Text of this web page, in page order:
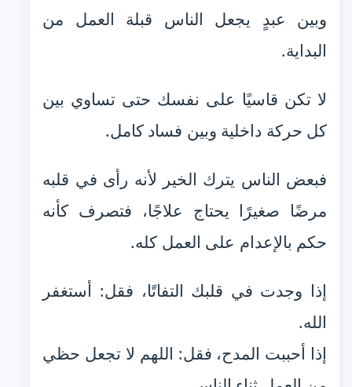
وبين عبدٍ يجعل الناس قبلة العمل من
البداية.
لا تكن قاسيًا على نفسك حتى تساوي بين
كل حركة داخلية وبين فساد كامل.
فبعض الناس يترك الخير لأنه رأى في قلبه
مرضًا صغيرًا يحتاج علاجًا، فتصرف كأنه
حكم بالإعدام على العمل كله.
إذا وجدت في قلبك التفاتًا، فقل: أستغفر
الله.
إذا أحببت المدح، فقل: اللهم لا تجعل حظي